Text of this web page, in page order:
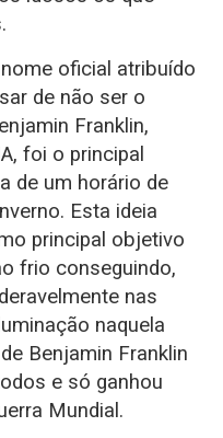
oficial atribuído
de não ser o
Franklin,
foi o principal
de um horário de
Esta ideia
principal objetivo
frio conseguindo,
nas
naquela
Benjamin Franklin
e só ganhou
Mundial.